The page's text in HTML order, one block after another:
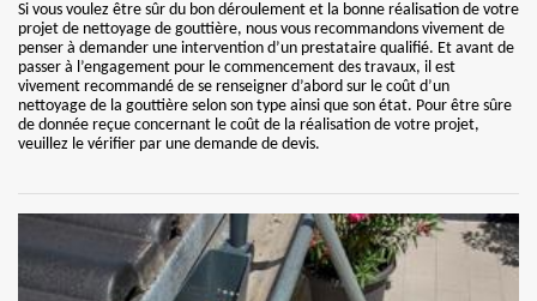
Si vous voulez être sûr du bon déroulement et la bonne réalisation de votre
projet de nettoyage de gouttière, nous vous recommandons vivement de
penser à demander une intervention d’un prestataire qualifié. Et avant de
passer à l’engagement pour le commencement des travaux, il est
vivement recommandé de se renseigner d’abord sur le coût d’un
nettoyage de la gouttière selon son type ainsi que son état. Pour être sûre
de donnée reçue concernant le coût de la réalisation de votre projet,
veuillez le vérifier par une demande de devis.